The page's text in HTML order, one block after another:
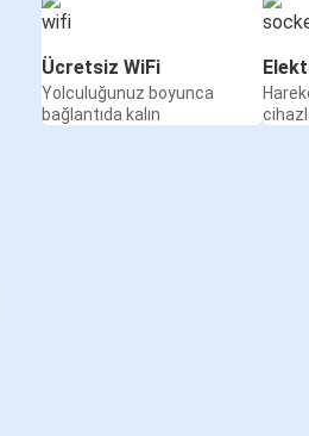
Ücretsiz WiFi
Yolculuğunuz boyunca
bağlantıda kalın